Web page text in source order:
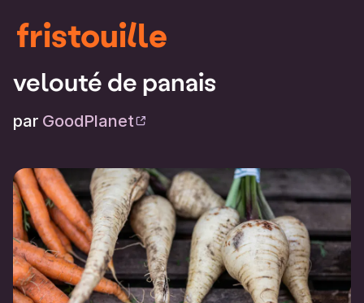
fristouille
velouté de panais
par GoodPlanet